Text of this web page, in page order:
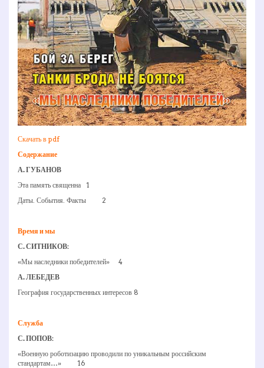
Скачать в pdf
Содержание
А. ГУБАНОВ
Эта память священна 1
Даты. События. Факты 2
Время и мы
С. СИТНИКОВ:
«Мы наследники победителей» 4
А. ЛЕБЕДЕВ
География государственных интересов 8
Служба
С. ПОПОВ:
«Военную роботизацию проводили по уникальным российским
стандартам…» 16